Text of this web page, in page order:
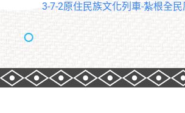
3-7-2原住民族文化列車-紮根全